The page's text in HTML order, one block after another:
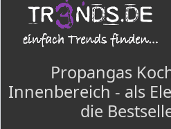
Propangas
Innenbereich - als
die